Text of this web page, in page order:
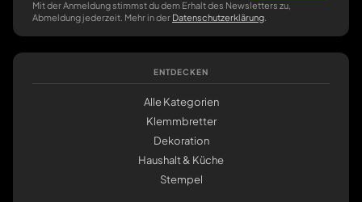
Mit der Anmeldung stimmst du dem Erhalt des Newsletters zu,
Abmeldung jederzeit. Mehr in der Datenschutzerklärung
ENTDECKEN
Alle Kategorien
Klemmbretter
Dekoration
Haushalt & Küche
Stempel